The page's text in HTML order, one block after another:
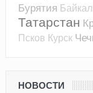
Бурятия
Татарстан
Псков Курск
НОВОСТИ